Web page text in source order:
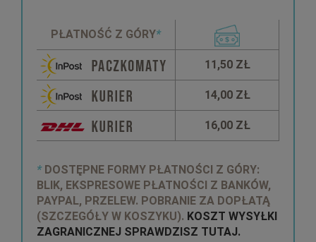
PŁATNOŚĆ Z GÓRY*
11,50 ZŁ
14,00 ZŁ
16,00 ZŁ
* DOSTĘPNE FORMY PŁATNOŚCI Z GÓRY:
BLIK, EKSPRESOWE PŁATNOŚCI Z BANKÓW,
PAYPAL, PRZELEW. POBRANIE ZA DOPŁATĄ
(SZCZEGÓŁY W KOSZYKU). KOSZT WYSYŁKI
ZAGRANICZNEJ SPRAWDZISZ TUTAJ.